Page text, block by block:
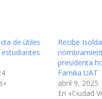
de útiles
Recibe
presidenta
Familia UAT
abril 9, 2025
En «Ciudad